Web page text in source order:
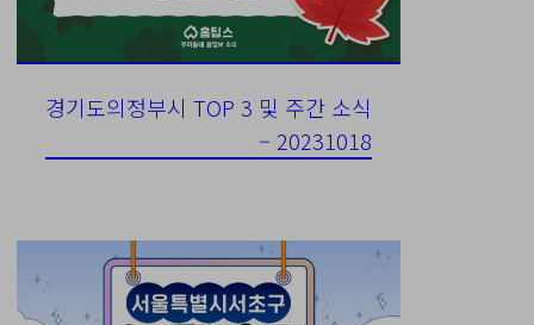
경기도의정부시 TOP 3 및 주간 소식
– 20231018